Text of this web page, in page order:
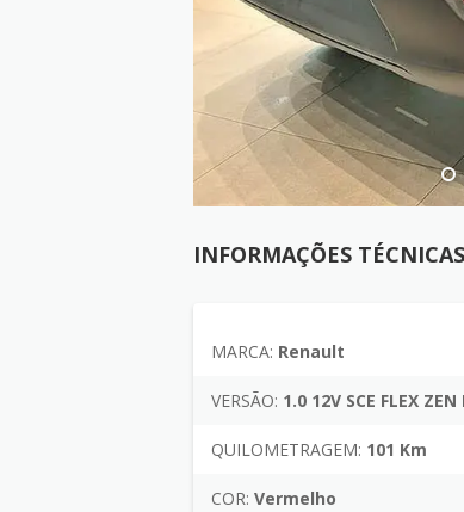
INFORMAÇÕES TÉCNICAS
MARCA: Renault
VERSÃO: 1.0 12V SCE FLEX
QUILOMETRAGEM: 101 Km
COR: Vermelho